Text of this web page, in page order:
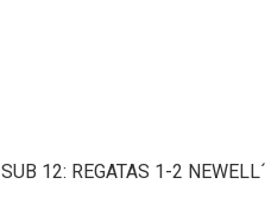
SUB 12: REGATAS 1-2